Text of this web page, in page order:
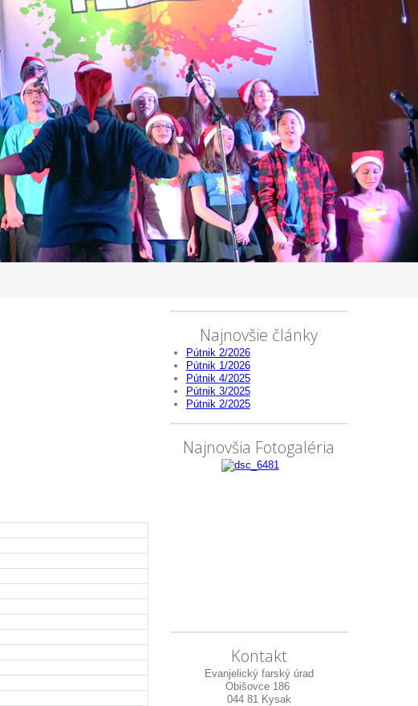
Najnovšie články
Pútnik 2/2026
Pútnik 1/2026
Pútnik 4/2025
Pútnik 3/2025
Pútnik 2/2025
Najnovšia Fotogaléria
Kontakt
Evanjelický farský úrad
Obišovce 186
044 81 Kysak